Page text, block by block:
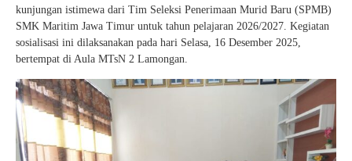
kunjungan istimewa dari Tim Seleksi Penerimaan Murid Baru (SPMB)
SMK Maritim Jawa Timur untuk tahun pelajaran 2026/2027. Kegiatan
sosialisasi ini dilaksanakan pada hari Selasa, 16 Desember 2025,
bertempat di Aula MTsN 2 Lamongan.